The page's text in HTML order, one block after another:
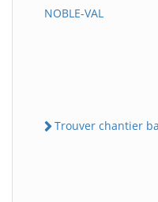
NOBLE-VAL
Trouver chantier